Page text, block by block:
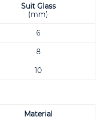
Suit Glass
(mm)
6
8
10
Material